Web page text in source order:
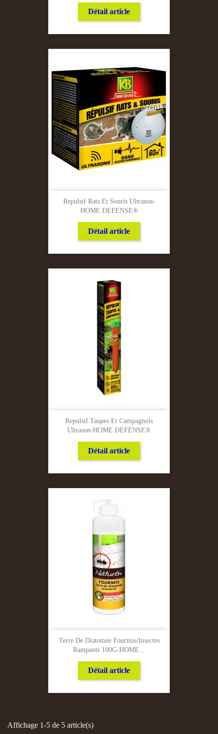
Détail article
Repulsif Rats Et Souris Ultrason-
HOME DEFENSE®
Détail article
Repulsif Taupes Et Campagnols
Ultrason-HOME DEFENSE®
Détail article
Terre De Diatomée Fourmis/Insectes
Rampants 100G-HOME...
Détail article
Affichage 1-5 de 5 article(s)